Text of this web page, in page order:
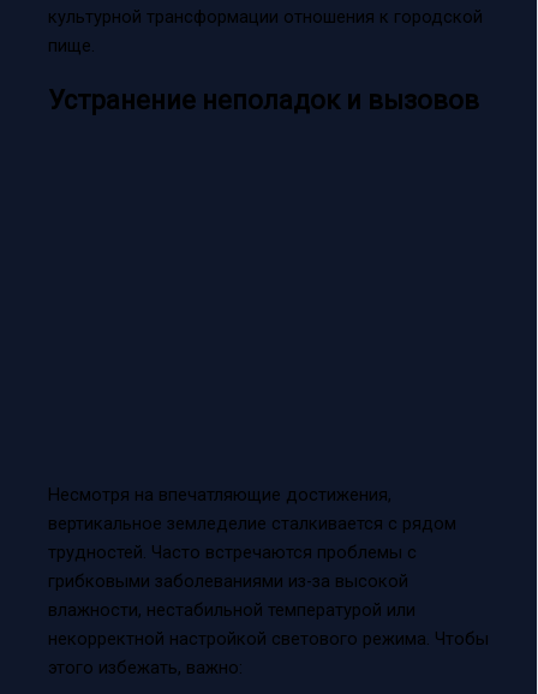
культурной трансформации отношения к городской
пище.
Устранение неполадок и вызовов
Несмотря на впечатляющие достижения,
вертикальное земледелие сталкивается с рядом
трудностей. Часто встречаются проблемы с
грибковыми заболеваниями из-за высокой
влажности, нестабильной температурой или
некорректной настройкой светового режима. Чтобы
этого избежать, важно: